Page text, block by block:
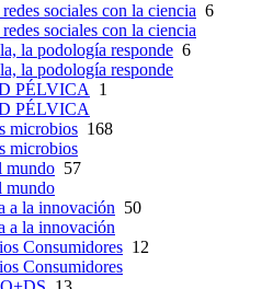
sociales con la ciencia 6
sociales con la ciencia
la podología responde 6
la podología responde
PÉLVICA
1
PÉLVICA
microbios 168
microbios
mundo 57
mundo
a la innovación 50
a la innovación
Consumidores 12
Consumidores